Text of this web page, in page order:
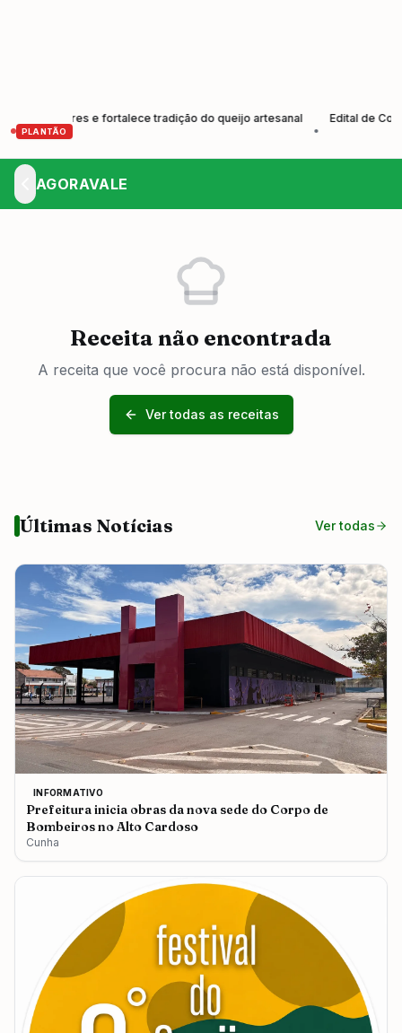
PLANTÃO
produtores e fortalece tradição do queijo artesanal
Edital de
AGORAVALE
Receita não encontrada
A receita que você procura não está disponível.
Ver todas as receitas
Últimas Notícias Ver todas
INFORMATIVO
Prefeitura inicia obras da nova sede do Corpo de
Bombeiros no Alto Cardoso
Cunha